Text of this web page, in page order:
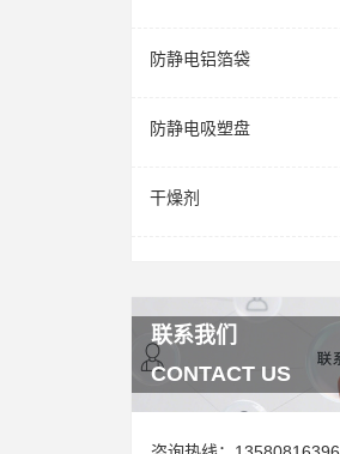
防静电铝箔袋
防静电吸塑盘
干燥剂
联系我们
CONTACT US